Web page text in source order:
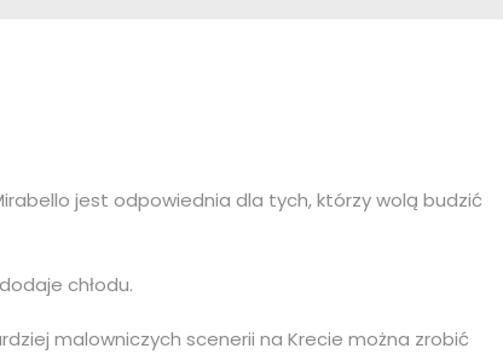
jest odpowiednia dla tych, którzy wolą budzić
chłodu.
malowniczych scenerii na Krecie można zrobić